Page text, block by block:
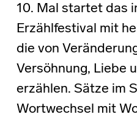
10. Mal startet das
Erzählfestival mit
die von
Versöhnung, Liebe
erzählen. Sätze im
Wortwechsel mit